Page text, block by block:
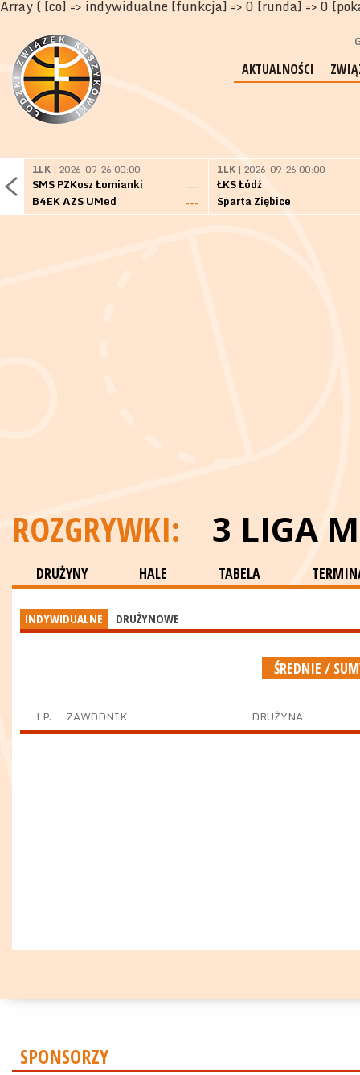
Array ( [co] => indywidualne [funkcja] => 0 [runda] => 0
AKTUALNOŚCI
1LK | 2026-09-26 00:00
SMS PZKosz Łomianki
---
B4EK AZS UMed
---
1LK | 2026-09-26 00:00
ŁKS Łódź
Sparta Ziębice
ROZGRYWKI: 3 LIGA
DRUŻYNY HALE TABELA
INDYWIDUALNE DRUŻYNOWE
ŚREDNIE /
LP. ZAWODNIK DRUŻYNA
SPONSORZY